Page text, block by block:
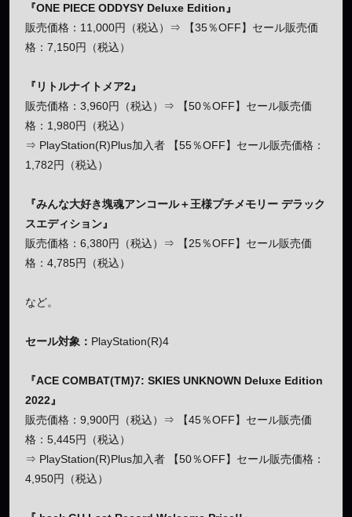
『ONE PIECE ODDYSY Deluxe Edition』
販売価格：11,000円（税込）⇒ 【35％OFF】セール販売価
格：7,150円（税込）
『リトルナイトメア2』
販売価格：3,960円（税込）⇒ 【50％OFF】セール販売価
格：1,980円（税込）
⇒ PlayStation(R)Plus加入者 【55％OFF】セール販売価格：
1,782円（税込）
『みんな大好き塊魂アンコール＋王様プチメモリー デラック
スエディション』
販売価格：6,380円（税込）⇒ 【25％OFF】セール販売価
格：4,785円（税込）
など。
セール対象： PlayStation(R)4
『ACE COMBAT(TM)7: SKIES UNKNOWN Deluxe Edition
2022』
販売価格：9,900円（税込）⇒ 【45％OFF】セール販売価
格：5,445円（税込）
⇒ PlayStation(R)Plus加入者 【50％OFF】セール販売価格：
4,950円（税込）